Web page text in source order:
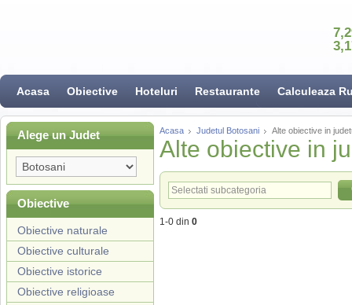
Acasa Obiective Hoteluri Restaurante Calculeaza
Alege un Judet
Obiective
Obiective naturale
Obiective culturale
Obiective istorice
Obiective religioase
Acasa Judetul Botosani Alte obiective in
Alte obiective in
1-0 din 0